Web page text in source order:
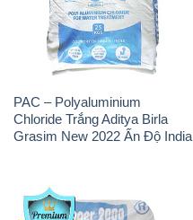
PAC – Polyaluminium
Chloride Trắng Aditya Birla
Grasim New 2022 Ấn Độ India